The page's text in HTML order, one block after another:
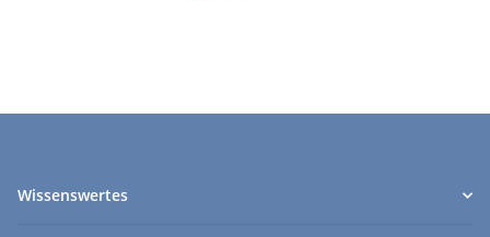
Wissenswertes